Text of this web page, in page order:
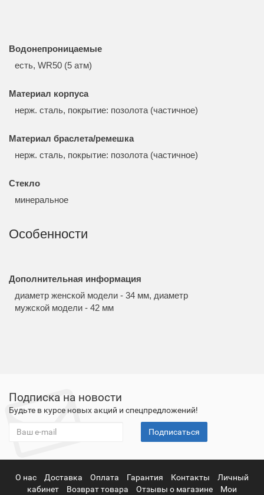
Водонепроницаемые
есть, WR50 (5 атм)
Материал корпуса
нерж. сталь, покрытие: позолота (частичное)
Материал браслета/ремешка
нерж. сталь, покрытие: позолота (частичное)
Стекло
минеральное
Особенности
Дополнительная информация
диаметр женской модели - 34 мм, диаметр
мужской модели - 42 мм
Подписка на новости
Будьте в курсе новых акций и спецпредложений!
Подписаться
О нас Доставка Оплата Гарантия Контакты
Личный
кабинет
Возврат товара Отзывы о магазине Мои